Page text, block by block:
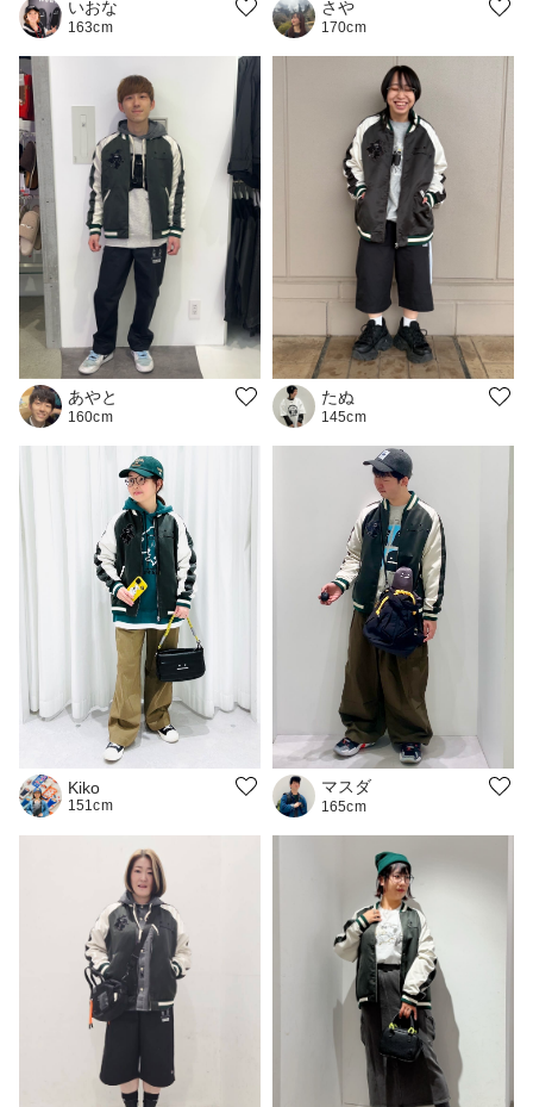
いおな
163cm
さや
170cm
あやと
160cm
たぬ
145cm
Kiko
151cm
マスダ
165cm